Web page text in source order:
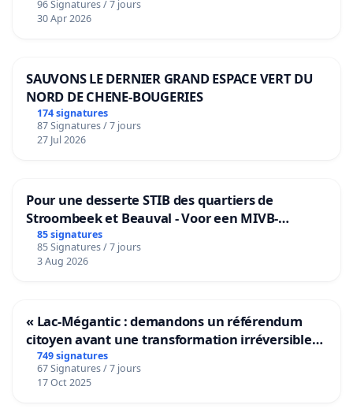
96 Signatures / 7 jours
30 Apr 2026
SAUVONS LE DERNIER GRAND ESPACE VERT DU
NORD DE CHENE-BOUGERIES
174 signatures
87 Signatures / 7 jours
27 Jul 2026
Pour une desserte STIB des quartiers de
Stroombeek et Beauval - Voor een MIVB-
bediening van de wijken Strombeek en Het
Voor
85 signatures
85 Signatures / 7 jours
3 Aug 2026
« Lac-Mégantic : demandons un référendum
citoyen avant une transformation irréversible
de notre territoire »
749 signatures
67 Signatures / 7 jours
17 Oct 2025